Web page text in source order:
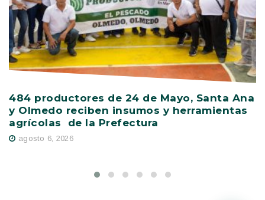
484 productores de 24 de Mayo, Santa Ana
y Olmedo reciben insumos y herramientas
agrícolas de la Prefectura
agosto 6, 2026